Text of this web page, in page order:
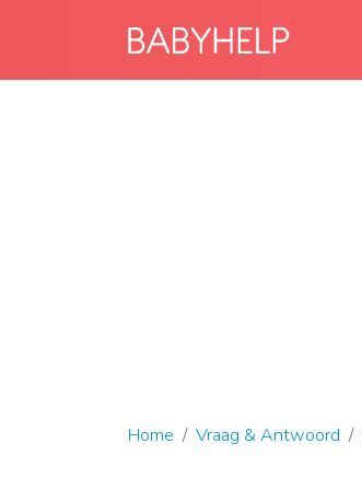
Home Vraag & Antwoord